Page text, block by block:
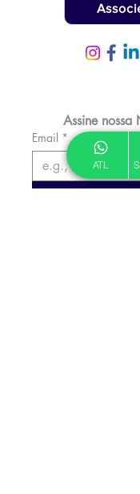
Assine nossa
Email *
ATL